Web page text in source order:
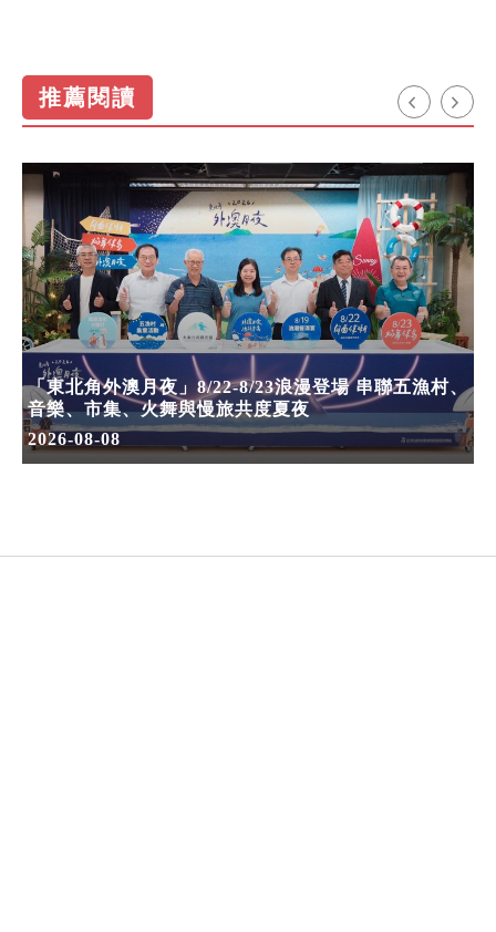
推薦閱讀
「東北角外澳月夜」8/22-8/23浪漫登場 串聯五漁村、
音樂、市集、火舞與慢旅共度夏夜
2026-08-08